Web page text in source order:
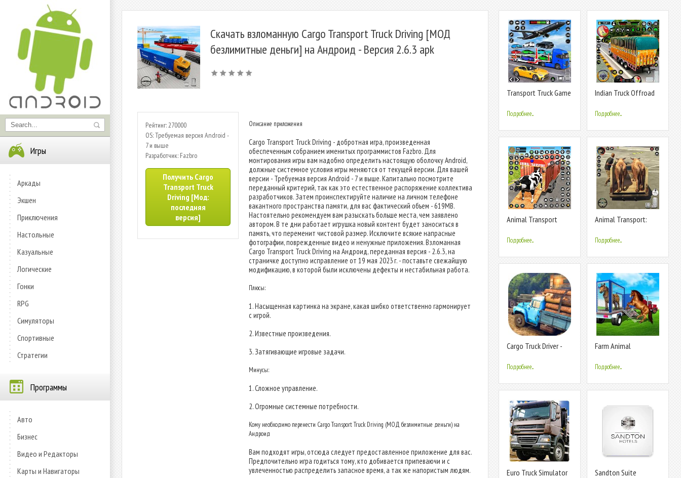
Игры
Аркады
Экшен
Приключения
Настольные
Казуальные
Логические
Гонки
RPG
Симуляторы
Спортивные
Стратегии
Программы
Авто
Бизнес
Видео и Редакторы
Карты и Навигаторы
Скачать взломанную Cargo Transport Truck Driving [МОД
безлимитные деньги] на Андроид - Версия 2.6.3 apk
Рейтинг: 270000
OS: Требуемая версия Android -
7 и выше
Разработчик: Fazbro
Получить Cargo
Transport Truck
Driving [Мод:
последняя
версия]
Описание приложения
Cargo Transport Truck Driving - добротная игра, произведенная
обеспеченным собранием именитых программистов Fazbro. Для
монтирования игры вам надобно определить настоящую оболочку Android,
должные системное условия игры меняются от текущей версии. Для вашей
версии - Требуемая версия Android - 7 и выше. Капитально посмотрите
переданный критерий, так как это естественное распоряжение коллектива
разработчиков. Затем проинспектируйте наличие на личном телефоне
вакантного пространства памяти, для вас фактический объем - 619MB.
Настоятельно рекомендуем вам разыскать больше места, чем заявлено
автором. В те дни работает игрушка новый контент будет заноситься в
память, что переменит чистовой размер. Исключите всякие напрасные
фотографии, поврежденные видео и ненужные приложения. Взломанная
Cargo Transport Truck Driving на Андроид, переданная версия - 2.6.3, на
страничке доступно исправление от 19 мая 2023 г. - поставьте свежайшую
модификацию, в которой были исключены дефекты и нестабильная работа.
Плюсы:
1. Насыщенная картинка на экране, какая шибко ответственно гармонирует
с игрой.
2. Известные произведения.
3. Затягивающие игровые задачи.
Минусы:
1. Сложное управление.
2. Огромные системные потребности.
Кому необходимо перенести Cargo Transport Truck Driving (МОД безлимитные деньги) на
Андроид
Вам подходят игры, отсюда следует предоставленное приложение для вас.
Предпочительно игра годиться тому, кто добивается припеваючи и с
увлеченностью распределить запасное время, а так же напористым людям.
Transport Truck Game
Подробнее...
Indian Truck Offroad
Подробнее...
Animal Transport
Подробнее...
Animal Transport:
Подробнее...
Cargo Truck Driver -
Simulator
Подробнее...
Farm Animal
Driving Simulator
Подробнее...
Euro Truck Simulator
Sandton Suite